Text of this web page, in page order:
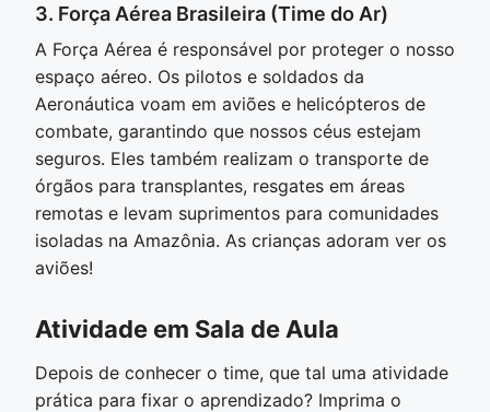
3. Força Aérea Brasileira (Time do Ar)
A Força Aérea é responsável por proteger o nosso
espaço aéreo. Os pilotos e soldados da
Aeronáutica voam em aviões e helicópteros de
combate, garantindo que nossos céus estejam
seguros. Eles também realizam o transporte de
órgãos para transplantes, resgates em áreas
remotas e levam suprimentos para comunidades
isoladas na Amazônia. As crianças adoram ver os
aviões!
Atividade em Sala de Aula
Depois de conhecer o time, que tal uma atividade
prática para fixar o aprendizado? Imprima o